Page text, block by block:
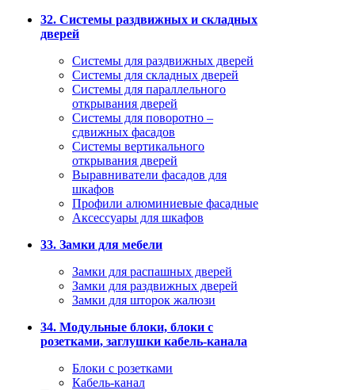
32. Системы раздвижных и складных
дверей
Системы для раздвижных дверей
Системы для складных дверей
Системы для параллельного
открывания дверей
Системы для поворотно –
сдвижных фасадов
Системы вертикального
открывания дверей
Выравниватели фасадов для
шкафов
Профили алюминиевые фасадные
Аксессуары для шкафов
33. Замки для мебели
Замки для распашных дверей
Замки для раздвижных дверей
Замки для шторок жалюзи
34. Модульные блоки, блоки с
розетками, заглушки кабель-канала
Блоки с розетками
Кабель-канал